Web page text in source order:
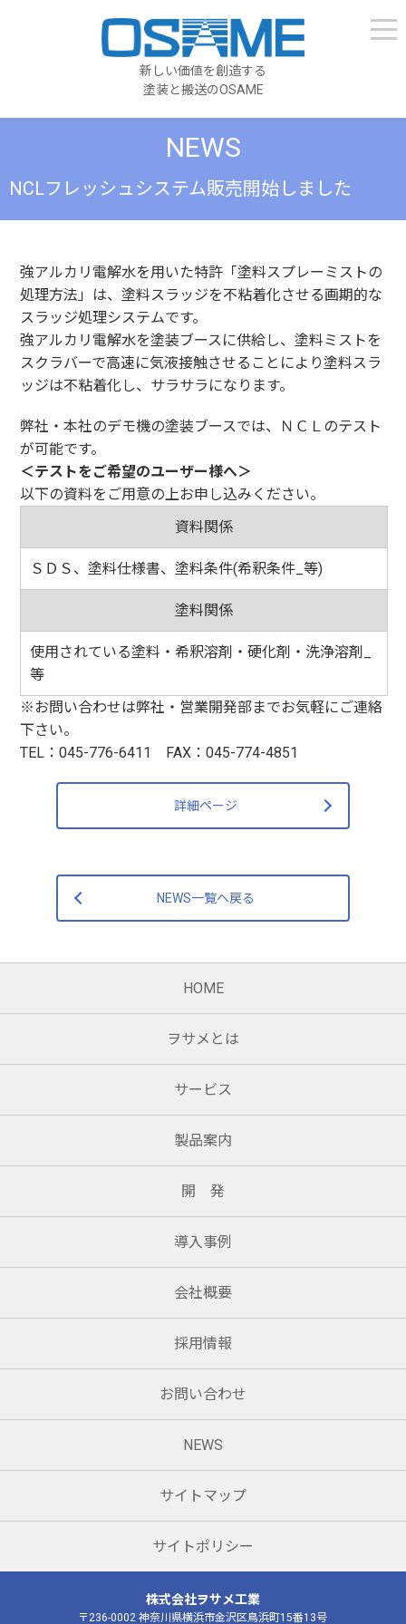
新しい価値を創造する
塗装と搬送のOSAME
NEWS
NCLフレッシュシステム販売開始しました
強アルカリ電解水を用いた特許「塗料スプレーミストの
処理方法」は、塗料スラッジを不粘着化させる画期的な
スラッジ処理システムです。
強アルカリ電解水を塗装ブースに供給し、塗料ミストを
スクラバーで高速に気液接触させることにより塗料スラ
ッジは不粘着化し、サラサラになります。
弊社・本社のデモ機の塗装ブースでは、ＮＣＬのテスト
が可能です。
＜テストをご希望のユーザー様へ＞
以下の資料をご用意の上お申し込みください。
資料関係
ＳＤＳ、塗料仕様書、塗料条件(希釈条件_等)
塗料関係
使用されている塗料・希釈溶剤・硬化剤・洗浄溶剤_
等
※お問い合わせは弊社・営業開発部までお気軽にご連絡
下さい。
TEL：045-776-6411 FAX：045-774-4851
詳細ページ
NEWS一覧へ戻る
HOME
ヲサメとは
サービス
製品案内
開 発
導入事例
会社概要
採用情報
お問い合わせ
NEWS
サイトマップ
サイトポリシー
株式会社ヲサメ工業
〒236-0002 神奈川県横浜市金沢区鳥浜町15番13号